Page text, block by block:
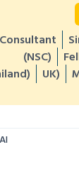
Consultant
(NSC)
UK)